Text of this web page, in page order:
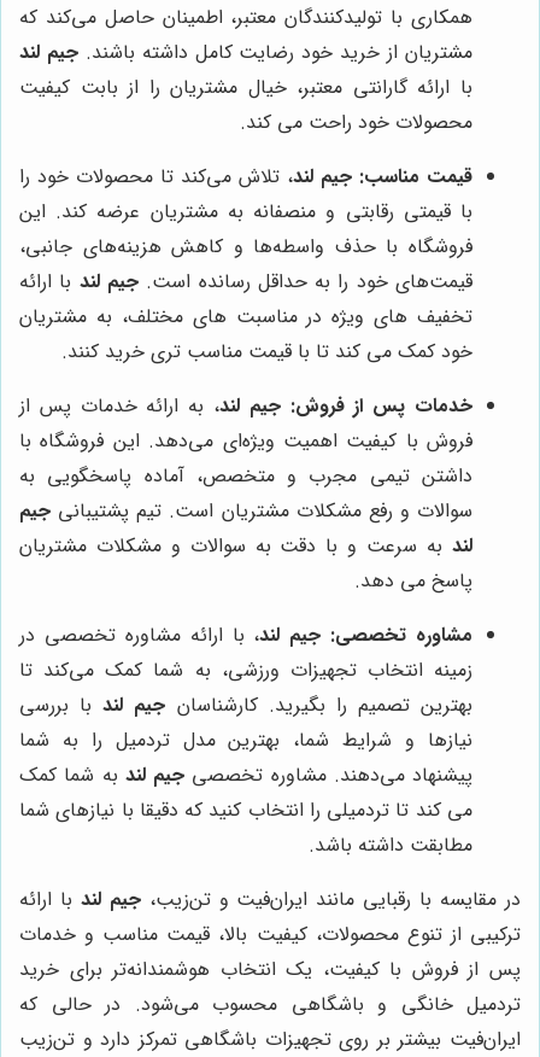
همکاری با تولیدکنندگان معتبر، اطمینان حاصل می‌کند که
مشتریان از خرید خود رضایت کامل داشته باشند.جیم لند
با ارائه گارانتی معتبر، خیال مشتریان را از بابت کیفیت
محصولات خود راحت می کند.
قیمت مناسب: جیم لند، تلاش می‌کند تا محصولات خود را
با قیمتی رقابتی و منصفانه به مشتریان عرضه کند. این
فروشگاه با حذف واسطه‌ها و کاهش هزینه‌های جانبی،
قیمت‌های خود را به حداقل رسانده است.جیم لند با ارائه
تخفیف های ویژه در مناسبت های مختلف، به مشتریان
خود کمک می کند تا با قیمت مناسب تری خرید کنند.
خدمات پس از فروش: جیم لند، به ارائه خدمات پس از
فروش با کیفیت اهمیت ویژه‌ای می‌دهد. این فروشگاه با
داشتن تیمی مجرب و متخصص، آماده پاسخگویی به
سوالات و رفع مشکلات مشتریان است. تیم پشتیبانی جیم
لند به سرعت و با دقت به سوالات و مشکلات مشتریان
پاسخ می دهد.
مشاوره تخصصی: جیم لند، با ارائه مشاوره تخصصی در
زمینه انتخاب تجهیزات ورزشی، به شما کمک می‌کند تا
بهترین تصمیم را بگیرید. کارشناسان جیم لندبا بررسی
نیازها و شرایط شما، بهترین مدل تردمیل را به شما
پیشنهاد می‌دهند. مشاوره تخصصی جیم لند به شما کمک
می کند تا تردمیلی را انتخاب کنید که دقیقا با نیازهای شما
مطابقت داشته باشد.
در مقایسه با رقبایی مانند ایران‌فیت و تن‌زیب،جیم لند با ارائه
ترکیبی از تنوع محصولات، کیفیت بالا، قیمت مناسب و خدمات
پس از فروش با کیفیت، یک انتخاب هوشمندانه‌تر برای خرید
تردمیل خانگی و باشگاهی محسوب می‌شود. در حالی که
ایران‌فیت بیشتر بر روی تجهیزات باشگاهی تمرکز دارد و تن‌زیب